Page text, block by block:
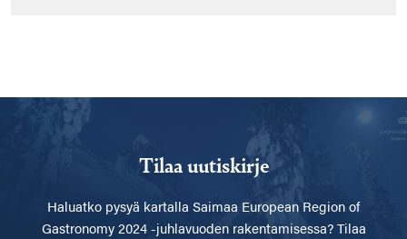
Tilaa uutiskirje
Haluatko pysyä kartalla Saimaa European Region of
Gastronomy 2024 -juhlavuoden rakentamisessa? Tilaa